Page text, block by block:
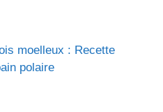
moelleux : Recette
polaire